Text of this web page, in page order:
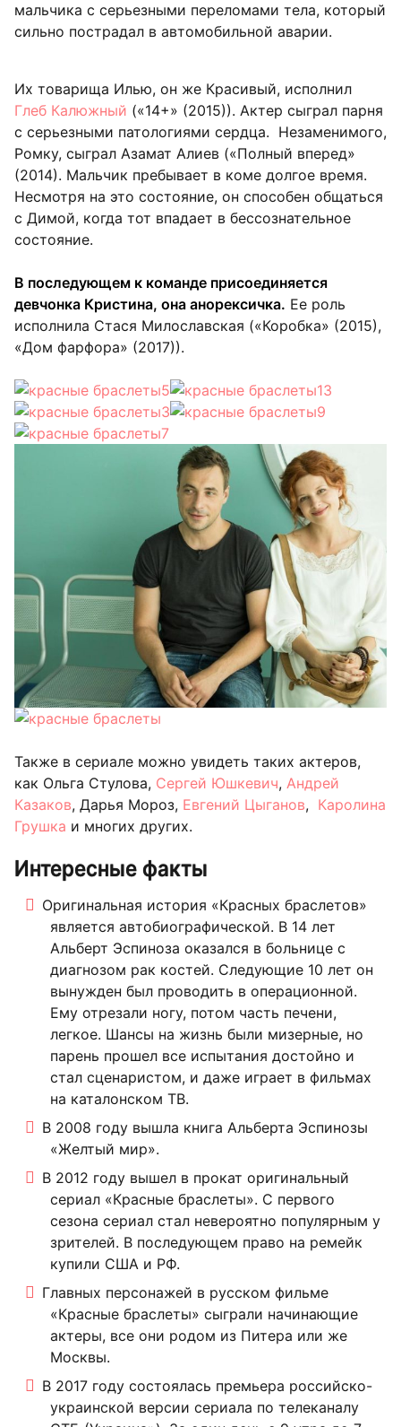
мальчика с серьезными переломами тела, который
сильно пострадал в автомобильной аварии.
Их товарища Илью, он же Красивый, исполнил
Глеб Калюжный («14+» (2015)). Актер сыграл парня
с серьезными патологиями сердца. Незаменимого,
Ромку, сыграл Азамат Алиев («Полный вперед»
(2014). Мальчик пребывает в коме долгое время.
Несмотря на это состояние, он способен общаться
с Димой, когда тот впадает в бессознательное
состояние.
В последующем к команде присоединяется
девчонка Кристина, она анорексичка. Ее роль
исполнила Стася Милославская («Коробка» (2015),
«Дом фарфора» (2017)).
Также в сериале можно увидеть таких актеров,
как Ольга Стулова, Сергей Юшкевич, Андрей
Казаков, Дарья Мороз, Евгений Цыганов, Каролина
Грушка и многих других.
Интересные факты
Оригинальная история «Красных браслетов»
является автобиографической. В 14 лет
Альберт Эспиноза оказался в больнице с
диагнозом рак костей. Следующие 10 лет он
вынужден был проводить в операционной.
Ему отрезали ногу, потом часть печени,
легкое. Шансы на жизнь были мизерные, но
парень прошел все испытания достойно и
стал сценаристом, и даже играет в фильмах
на каталонском ТВ.
В 2008 году вышла книга Альберта Эспинозы
«Желтый мир».
В 2012 году вышел в прокат оригинальный
сериал «Красные браслеты». С первого
сезона сериал стал невероятно популярным у
зрителей. В последующем право на ремейк
купили США и РФ.
Главных персонажей в русском фильме
«Красные браслеты» сыграли начинающие
актеры, все они родом из Питера или же
Москвы.
В 2017 году состоялась премьера российско-
украинской версии сериала по телеканалу